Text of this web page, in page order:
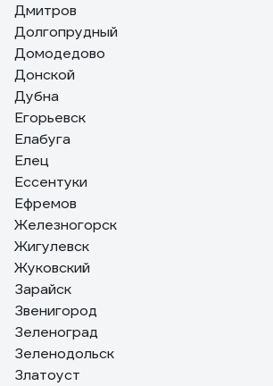
Дмитров
Долгопрудный
Домодедово
Донской
Дубна
Егорьевск
Елабуга
Елец
Ессентуки
Ефремов
Железногорск
Жигулевск
Жуковский
Зарайск
Звенигород
Зеленоград
Зеленодольск
Златоуст